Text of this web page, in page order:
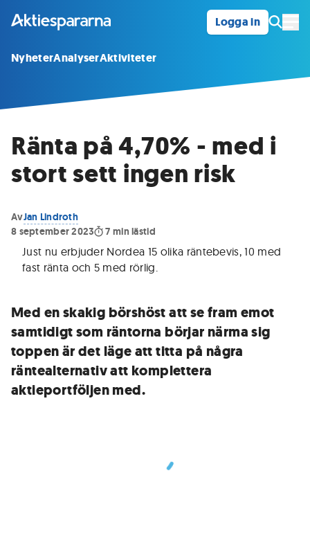
Logga in
NyheterAnalyserAktiviteter
Ränta på 4,70% - med i
stort sett ingen risk
AvJan Lindroth
8 september 2023
7 min lästid
Just nu erbjuder Nordea 15 olika räntebevis, 10 med
fast ränta och 5 med rörlig.
Med en skakig börshöst att se fram emot
samtidigt som räntorna börjar närma sig
toppen är det läge att titta på några
räntealternativ att komplettera
aktieportföljen med.